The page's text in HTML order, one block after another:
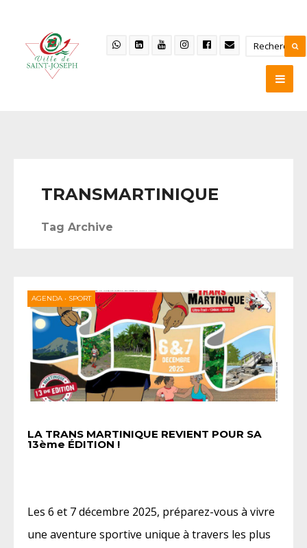
TRANSMARTINIQUE
Tag Archive
AGENDA • SPORT
LA TRANS MARTINIQUE REVIENT POUR SA
13ème ÉDITION !
Les 6 et 7 décembre 2025, préparez-vous à vivre
une aventure sportive unique à travers les plus